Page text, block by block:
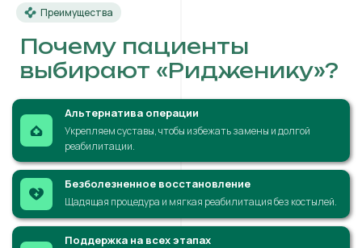
Преимущества
Почему пациенты
выбирают «Ридженику»?
Альтернатива операции
Укрепляем суставы, чтобы избежать замены и долгой
реабилитации.
Безболезненное восстановление
Щадящая процедура и мягкая реабилитация без костылей.
Поддержка на всех этапах